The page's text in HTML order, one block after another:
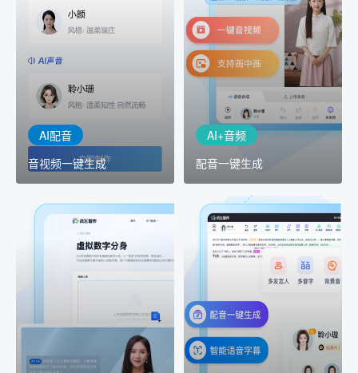
AI配音
音视频一键生成
音视频一键生成
室"中输入文本或录音，一
出
AI+音频
配音一键生成
配音一键生成
AI+音频：基于全球领先的
TTS能力打造的AI音频制作
工具，输入文本、选择发
音人即可一键生成专业音
AI+创意
精品声音复刻
AI+创意：AIGC 能力集中
展示窗口，体验 AIGC 给
生活和生产带来的改变
讯飞智作：让每一个内容
创作者高效生产灵活定制